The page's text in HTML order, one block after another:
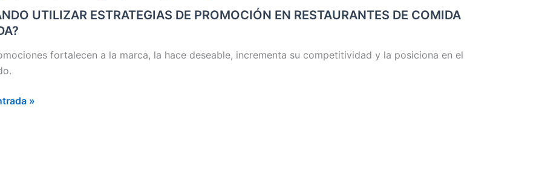
UTILIZAR ESTRATEGIAS DE PROMOCIÓN EN RESTAURANTES DE COMIDA
fortalecen a la marca, la hace deseable, incrementa su competitividad y la posiciona en el
»